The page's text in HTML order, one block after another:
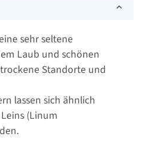
sehr seltene
Laub und schönen
Standorte und
lassen sich ähnlich
(Linum